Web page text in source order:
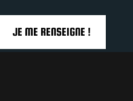
JE ME RENSEIGNE !